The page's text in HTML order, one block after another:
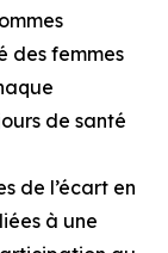
des femmes
de santé
de l’écart en
à une